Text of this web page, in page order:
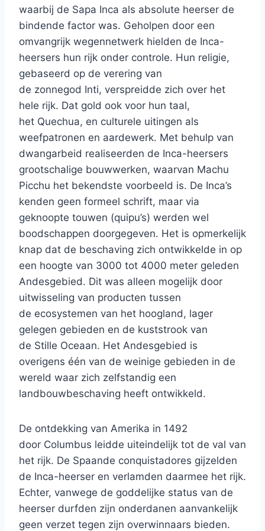
waarbij de Sapa Inca als absolute heerser de
bindende factor was. Geholpen door een
omvangrijk wegennetwerk hielden de Inca-
heersers hun rijk onder controle. Hun religie,
gebaseerd op de verering van
de zonnegod Inti, verspreidde zich over het
hele rijk. Dat gold ook voor hun taal,
het Quechua, en culturele uitingen als
weefpatronen en aardewerk. Met behulp van
dwangarbeid realiseerden de Inca-heersers
grootschalige bouwwerken, waarvan Machu
Picchu het bekendste voorbeeld is. De Inca’s
kenden geen formeel schrift, maar via
geknoopte touwen (quipu’s) werden wel
boodschappen doorgegeven. Het is opmerkelijk
knap dat de beschaving zich ontwikkelde in op
een hoogte van 3000 tot 4000 meter geleden
Andesgebied. Dit was alleen mogelijk door
uitwisseling van producten tussen
de ecosystemen van het hoogland, lager
gelegen gebieden en de kuststrook van
de Stille Oceaan. Het Andesgebied is
overigens één van de weinige gebieden in de
wereld waar zich zelfstandig een
landbouwbeschaving heeft ontwikkeld.
De ontdekking van Amerika in 1492
door Columbus leidde uiteindelijk tot de val van
het rijk. De Spaande conquistadores gijzelden
de Inca-heerser en verlamden daarmee het rijk.
Echter, vanwege de goddelijke status van de
heerser durfden zijn onderdanen aanvankelijk
geen verzet tegen zijn overwinnaars bieden.